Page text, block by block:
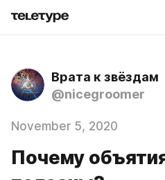
Врата к звёздам
@nicegroomer
November 5, 2020
Почему